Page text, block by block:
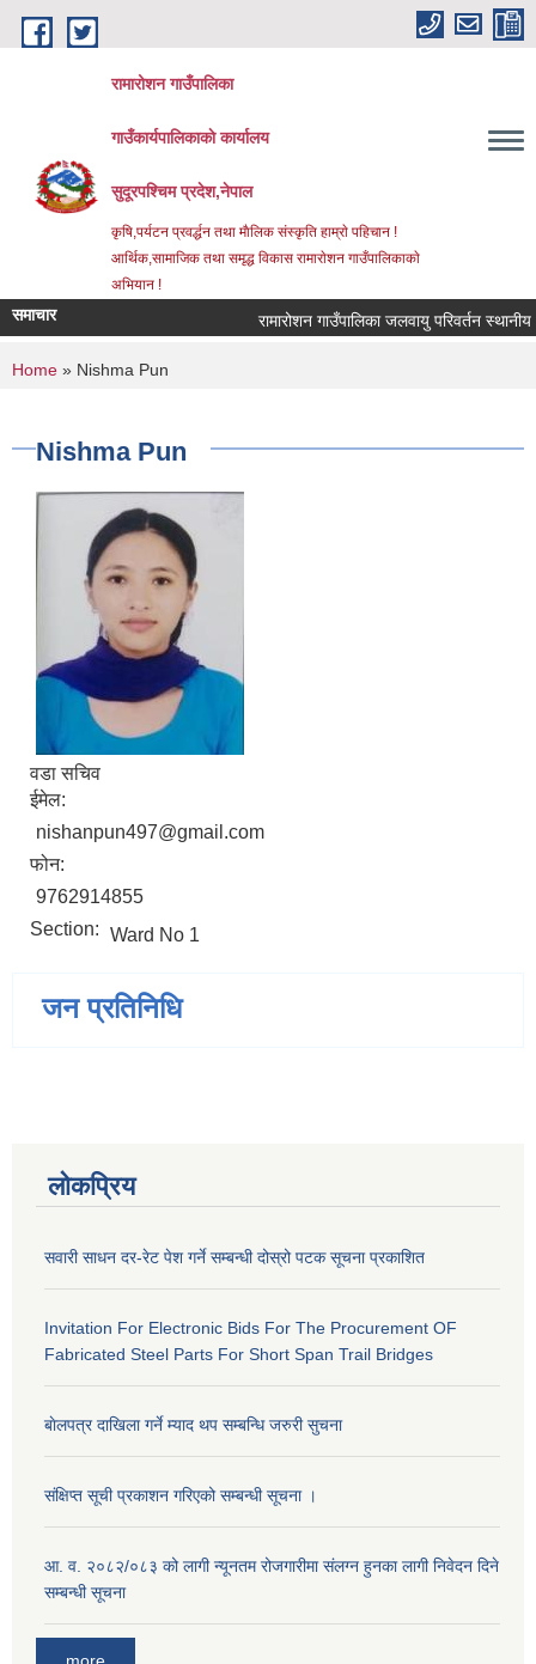
Skip to main content
रामारोशन गाउँपालिका
गाउँकार्यपालिकाकाे कार्यालय
सुदूरपश्चिम प्रदेश,नेपाल
कृषि,पर्यटन प्रवर्द्धन तथा माैलिक संस्कृति हाम्राे पहिचान !
आर्थिक,सामाजिक तथा समृद्ध विकास रामाराेशन गाउँपालिकाकाे
अभियान !
समाचार रामारोशन गाउँपालिका जलवायु परिवर्तन
You are here
Home » Nishma Pun
Nishma Pun
वडा सचिव
ईमेल:
nishanpun497@gmail.com
फोन:
9762914855
Section: Ward No 1
जन प्रतिनिधि
लोकप्रिय
सवारी साधन दर-रेट पेश गर्ने सम्बन्धी दोस्रो पटक सूचना प्रकाशित
Invitation For Electronic Bids For The Procurement OF
Fabricated Steel Parts For Short Span Trail Bridges
बाेलपत्र दाखिला गर्ने म्याद थप सम्बन्धि जरुरी सुचना
संक्षिप्त सूची प्रकाशन गरिएको सम्बन्धी सूचना ।
आ. व. २०८२/०८३ को लागी न्यूनतम रोजगारीमा संलग्न हुनका लागी निवेदन दिने
सम्बन्धी सूचना
more